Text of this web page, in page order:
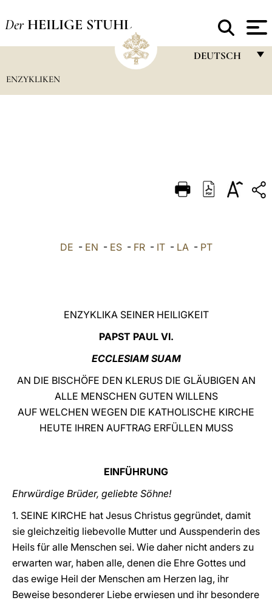
Der HEILIGE STUHL
DEUTSCH
DEUTSCH
العربيّة
ENZYKLIKEN
DE - EN - ES- FR- IT- LA- PT
ENZYKLIKA SEINER HEILIGKEIT
PAPST PAUL VI.
ECCLESIAM SUAM
AN DIE BISCHÖFE DEN KLERUS DIE GLÄUBIGEN AN
ALLE MENSCHEN GUTEN WILLENS
AUF WELCHEN WEGEN DIE KATHOLISCHE KIRCHE
HEUTE IHREN AUFTRAG ERFÜLLEN MUSS
EINFÜHRUNG
Ehrwürdige Brüder, geliebte Söhne!
1. SEINE KIRCHE hat Jesus Christus gegründet, damit
sie gleichzeitig liebevolle Mutter und Ausspenderin des
Heils für alle Menschen sei. Wie daher nicht anders zu
erwarten war, haben alle, denen die Ehre Gottes und
das ewige Heil der Menschen am Herzen lag, ihr
Beweise besonderer Liebe erwiesen und ihr besondere